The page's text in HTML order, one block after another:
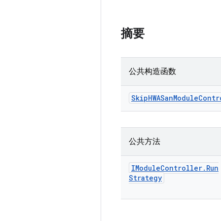
摘要
公共构造函数
SkipHWASanModule
公共方法
IModuleController. Run
Strategy